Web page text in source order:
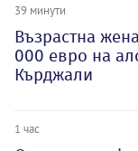
39 минути
Възрастна
000 евро на
Кърджали
1 час